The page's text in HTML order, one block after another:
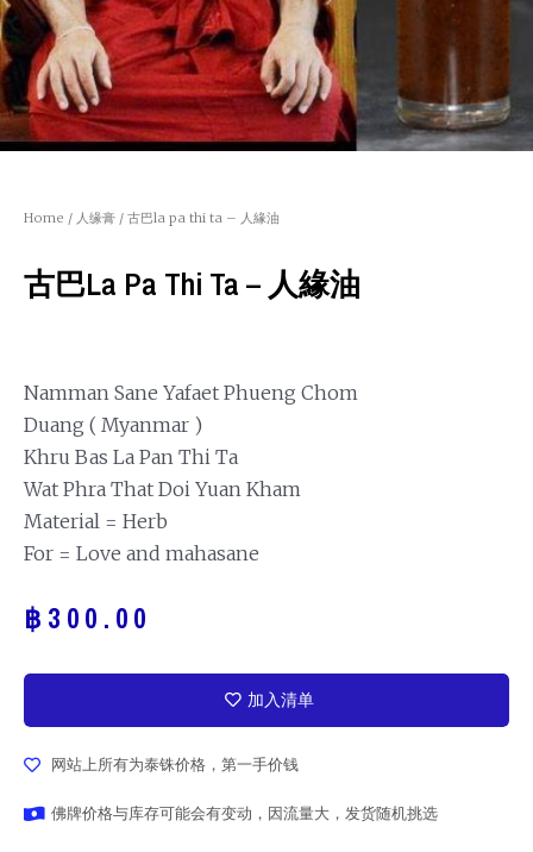
Home / 人缘膏 / 古巴la pa thi ta – 人緣油
古巴la Pa Thi Ta – 人緣油
Namman Sane Yafaet Phueng Chom
Duang ( Myanmar )
Khru Bas La Pan Thi Ta
Wat Phra That Doi Yuan Kham
Material = Herb
For = Love and mahasane
฿ 300.00
加入清单
网站上所有为泰铢价格，第一手价钱
佛牌价格与库存可能会有变动，因流量大，发货随机挑选